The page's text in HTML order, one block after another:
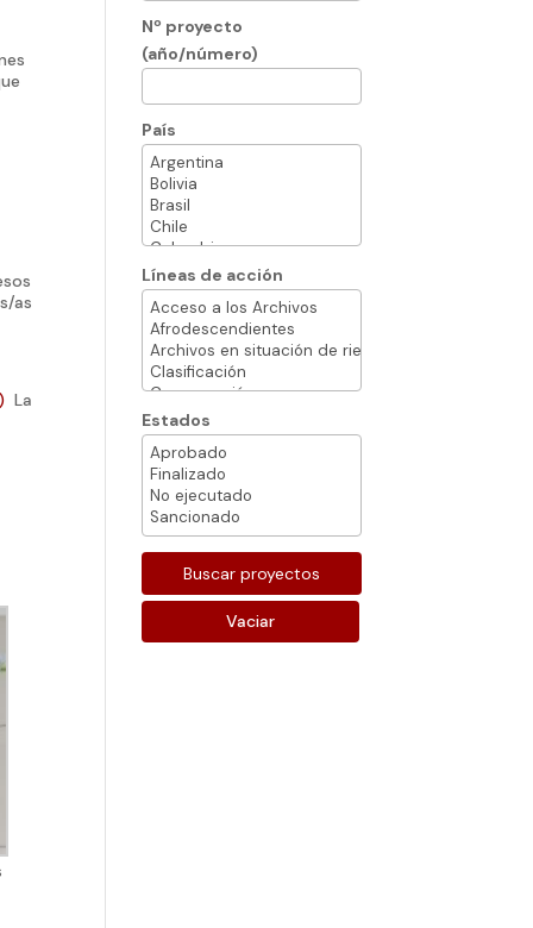
as
La
Nº proyecto
(año/número)
País
Líneas de acción
Estados
Vaciar